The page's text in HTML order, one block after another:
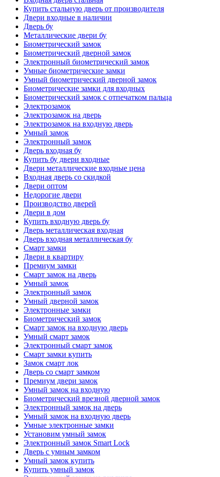
Купить стальную дверь от производителя
Двери входные в наличии
Дверь бу
Металлические двери бу
Биометрический замок
Биометрический дверной замок
Электронный биометрический замок
Умные биометрические замки
Умный биометрический дверной замок
Биометрические замки для входных
Биометрический замок с отпечатком пальца
Электрозамок
Электрозамок на дверь
Электрозамок на входную дверь
Умный замок
Электронный замок
Дверь входная бу
Купить бу двери входные
Двери металлические входные цена
Входная дверь со скидкой
Двери оптом
Недорогие двери
Производство дверей
Двери в дом
Купить входную дверь бу
Дверь металлическая входная
Дверь входная металлическая бу
Смарт замки
Двери в квартиру
Премиум замки
Смарт замок на дверь
Умный замок
Электронный замок
Умный дверной замок
Электронные замки
Биометрический замок
Смарт замок на входную дверь
Умный смарт замок
Электронный смарт замок
Смарт замки купить
Замок смарт лок
Дверь со смарт замком
Премиум двери замок
Умный замок на входную
Биометрический врезной дверной замок
Электронный замок на дверь
Умный замок на входную дверь
Умные электронные замки
Установим умный замок
Электронный замок Smart Lock
Дверь с умным замком
Умный замок купить
Купить умный замок